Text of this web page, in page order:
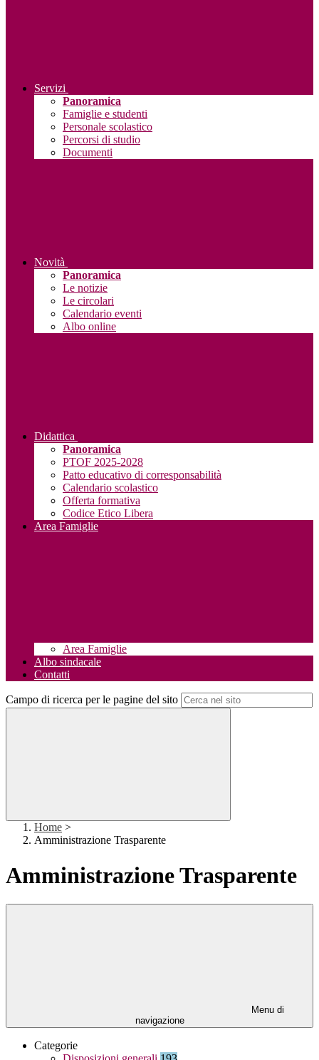
Servizi
Panoramica
Famiglie e studenti
Personale scolastico
Percorsi di studio
Documenti
Novità
Panoramica
Le notizie
Le circolari
Calendario eventi
Albo online
Didattica
Panoramica
PTOF 2025-2028
Patto educativo di corresponsabilità
Calendario scolastico
Offerta formativa
Codice Etico Libera
Area Famiglie
Area Famiglie
Albo sindacale
Contatti
Campo di ricerca per le pagine del sito
Home >
Amministrazione Trasparente
Amministrazione Trasparente
Menu di
navigazione
Categorie